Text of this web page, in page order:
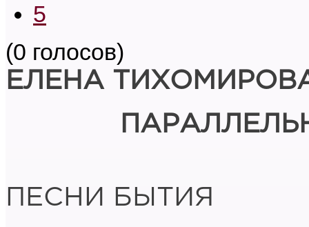
5
(0 голосов)
ЕЛЕНА
ПЕСНИ БЫТИЯ